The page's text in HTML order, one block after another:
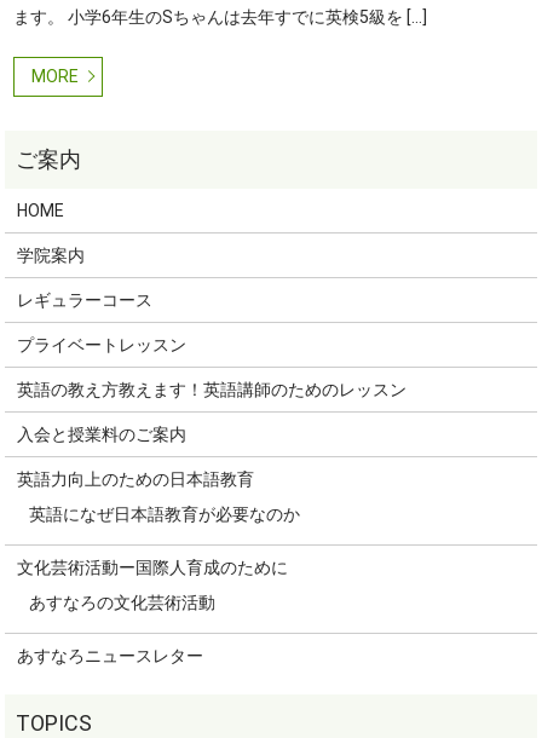
ます。 小学6年生のSちゃんは去年すでに英検5級を […]
MORE
HOME
学院案内
レギュラーコース
プライベートレッスン
英語の教え方教えます！英語講師のためのレッスン
入会と授業料のご案内
英語力向上のための日本語教育
英語になぜ日本語教育が必要なのか
文化芸術活動ー国際人育成のために
あすなろの文化芸術活動
あすなろニュースレター